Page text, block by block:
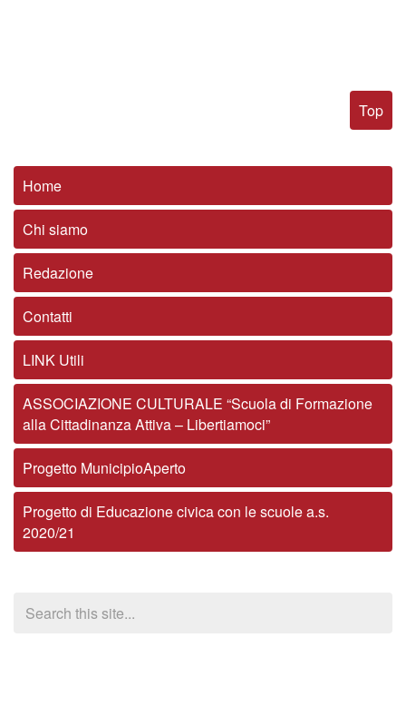
Top
Home
Chi siamo
Redazione
Contatti
LINK Utili
ASSOCIAZIONE CULTURALE “Scuola di Formazione
alla Cittadinanza Attiva – Libertiamoci”
Progetto MunicipioAperto
Progetto di Educazione civica con le scuole a.s.
2020/21